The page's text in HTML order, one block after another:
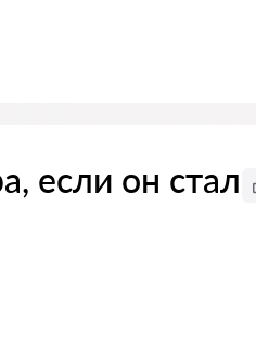
если он стал